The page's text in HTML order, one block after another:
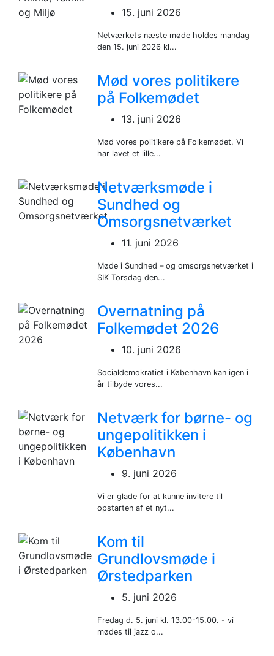
15. juni 2026
Netværkets næste møde holdes mandag
den 15. juni 2026 kl...
Mød vores politikere
på Folkemødet
13. juni 2026
Mød vores politikere på Folkemødet. Vi
har lavet et lille...
Netværksmøde i
Sundhed og
Omsorgsnetværket
11. juni 2026
Møde i Sundhed – og omsorgsnetværket i
SIK Torsdag den...
Overnatning på
Folkemødet 2026
10. juni 2026
Socialdemokratiet i København kan igen i
år tilbyde vores...
Netværk for børne- og
ungepolitikken i
København
9. juni 2026
Vi er glade for at kunne invitere til
opstarten af et nyt...
Kom til
Grundlovsmøde i
Ørstedparken
5. juni 2026
Fredag d. 5. juni kl. 13.00-15.00. - vi
mødes til jazz o...